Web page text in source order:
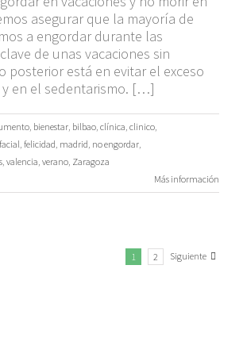
asegurar que la mayoría de
a engordar durante las
de unas vacaciones sin
posterior está en evitar el exceso
y en el sedentarismo. […]
, bienestar, bilbao, clínica, clinico,
facial, felicidad, madrid, no engordar,
, valencia, verano, Zaragoza
Más información
1 2 Siguiente